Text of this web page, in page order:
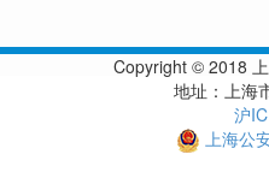
Copyright © 2018
地址：上海
沪
上海公